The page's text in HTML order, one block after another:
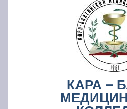
УСУЛДУК
ИШ
КАРА –